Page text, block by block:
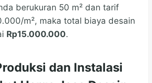
berukuran 50 m² dan tarif
m², maka total biaya desain
Rp15.000.000.
dan Instalasi